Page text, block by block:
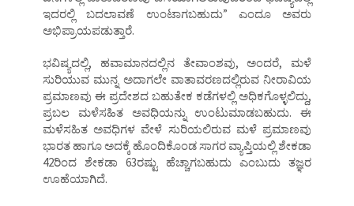
ಇದರಲ್ಲಿ ಬದಲಾವಣೆ ಉಂಟಾಗಬಹುದು” ಎಂದೂ ಅವರು
ಅಭಿಪ್ರಾಯಪಡುತ್ತಾರೆ.
ಭವಿಷ್ಯದಲ್ಲಿ, ಹವಾಮಾನದಲ್ಲಿನ ತೇವಾಂಶವು, ಅಂದರೆ, ಮಳೆ
ಸುರಿಯುವ ಮುನ್ನ ಅದಾಗಲೇ ವಾತಾವರಣದಲ್ಲಿರುವ ನೀರಾವಿಯ
ಪ್ರಮಾಣವು ಈ ಪ್ರದೇಶದ ಬಹುತೇಕ ಕಡೆಗಳಲ್ಲಿ ಅಧಿಕಗೊಳ್ಳಲಿದ್ದು,
ಪ್ರಬಲ ಮಳೆಸಹಿತ ಅವಧಿಯನ್ನು ಉಂಟುಮಾಡಬಹುದು. ಈ
ಮಳೆಸಹಿತ ಅವಧಿಗಳ ವೇಳೆ ಸುರಿಯಲಿರುವ ಮಳೆ ಪ್ರಮಾಣವು
ಭಾರತ ಹಾಗೂ ಅದಕ್ಕೆ ಹೊಂದಿಕೊಂಡ ಸಾಗರ ವ್ಯಾಪ್ತಿಯಲ್ಲಿ ಶೇಕಡಾ
42ರಿಂದ ಶೇಕಡಾ 63ರಷ್ಟು ಹೆಚ್ಚಾಗಬಹುದು ಎಂಬುದು ತಜ್ಞರ
ಊಹೆಯಾಗಿದೆ.